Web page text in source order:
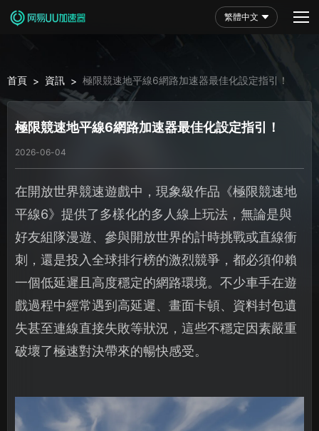
繁體中文
首頁 > 資訊 > 極限競速地平線6網路加速器最佳化設定指引！
極限競速地平線6網路加速器最佳化設定指引！
2026-06-04
在開放世界競速遊戲中，現象級作品《極限競速地
平線6》提供了多樣化的多人線上玩法，無論是與
好友組隊漫遊、參與開放世界的計時挑戰或直線衝
刺，還是投入全球排行榜的激烈競爭，都必須仰賴
一個低延遲且高度穩定的網路環境。不少車手在遊
戲過程中經常遇到高延遲、畫面卡頓、資料封包遺
失甚至連線直接失敗等狀況，這些不穩定因素嚴重
破壞了極速對決帶來的暢快感受。